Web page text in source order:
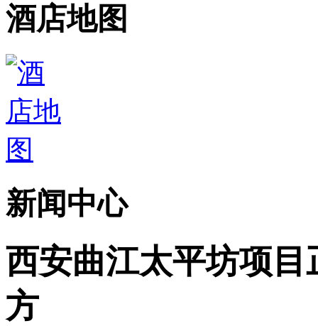
酒店地图
新闻中心
西安曲江太平坊项目
方